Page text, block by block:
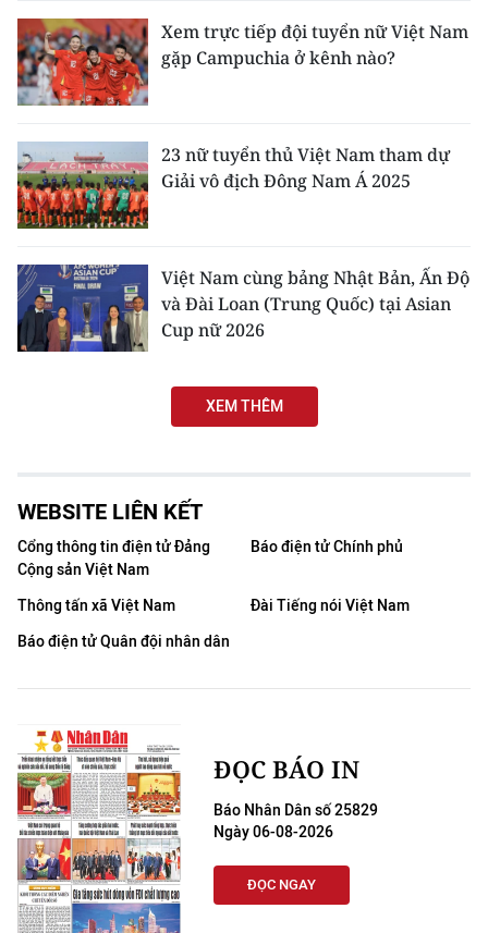
Xem trực tiếp đội tuyển nữ Việt Nam
gặp Campuchia ở kênh nào?
23 nữ tuyển thủ Việt Nam tham dự
Giải vô địch Đông Nam Á 2025
Việt Nam cùng bảng Nhật Bản, Ấn Độ
và Đài Loan (Trung Quốc) tại Asian
Cup nữ 2026
XEM THÊM
WEBSITE LIÊN KẾT
Cổng thông tin điện tử Đảng
Cộng sản Việt Nam
Báo điện tử Chính phủ
Thông tấn xã Việt Nam
Đài Tiếng nói Việt Nam
Báo điện tử Quân đội nhân dân
ĐỌC BÁO IN
Báo Nhân Dân số 25829
Ngày 06-08-2026
ĐỌC NGAY